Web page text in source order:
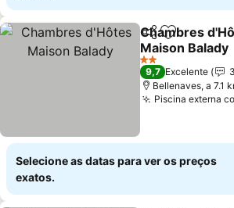
PartilharAdicionar
Chambres
Maison Balady
Ver preços
2 Estrelas
9,7 Excelente
Bellenaves, a 7.1
Piscina externa
Selecione as datas para ver os preços
exatos.